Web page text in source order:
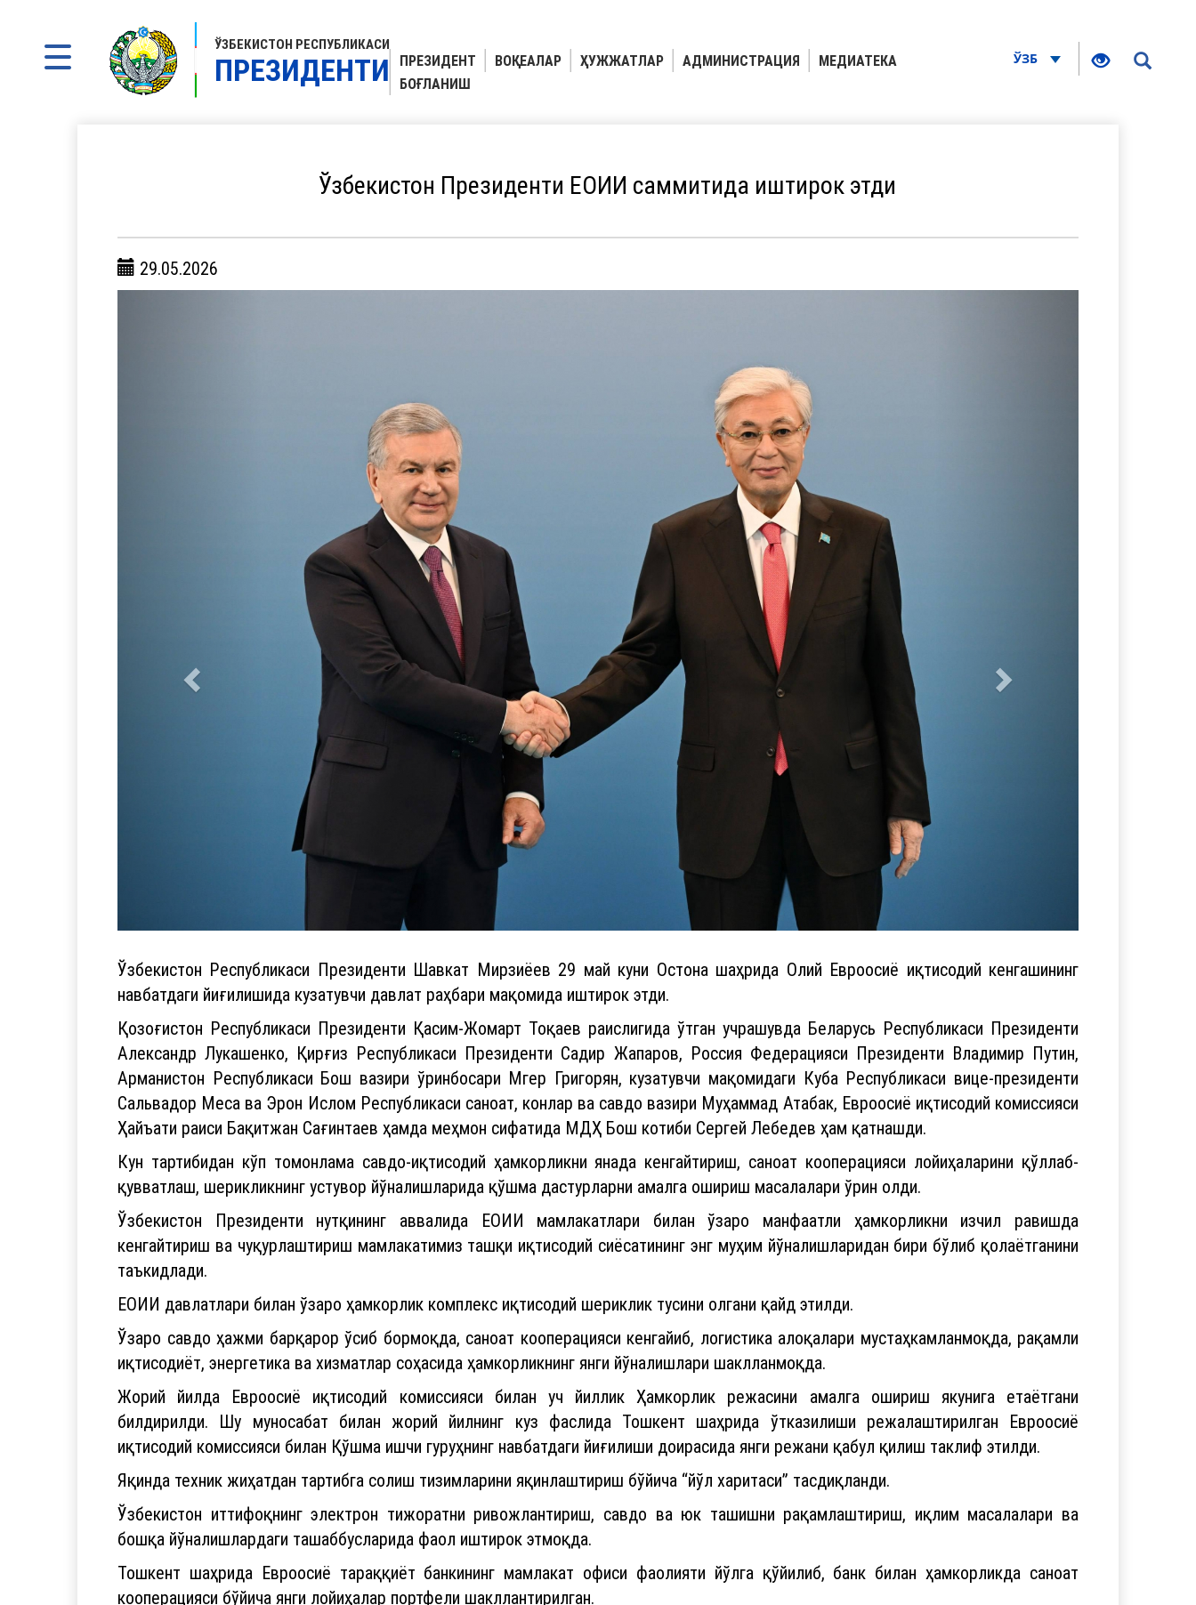
ЎЗБЕКИСТОН РЕСПУБЛИКАСИ
ПРЕЗИДЕНТИ ПРЕЗИДЕНТ ВОҚЕАЛАР ҲУЖЖАТЛАР АДМИНИСТРАЦИЯ
МЕДИАТЕКА
БОҒЛАНИШ
ЎЗБ
Ўзбекистон Президенти ЕОИИ саммитида иштирок этди
29.05.2026
Ўзбекистон Республикаси Президенти Шавкат Мирзиёев 29 май куни Остона шаҳрида Олий Евроосиё иқтисодий кенгашининг
навбатдаги йиғилишида кузатувчи давлат раҳбари мақомида иштирок этди.
Қозоғистон Республикаси Президенти Қасим-Жомарт Тоқаев раислигида ўтган учрашувда Беларусь Республикаси Президенти
Александр Лукашенко, Қирғиз Республикаси Президенти Садир Жапаров, Россия Федерацияси Президенти Владимир Путин,
Арманистон Республикаси Бош вазири ўринбосари Мгер Григорян, кузатувчи мақомидаги Куба Республикаси вице-президенти
Сальвадор Меса ва Эрон Ислом Республикаси саноат, конлар ва савдо вазири Муҳаммад Атабак, Евроосиё иқтисодий комиссияси
Ҳайъати раиси Бақитжан Сағинтаев ҳамда меҳмон сифатида МДҲ Бош котиби Сергей Лебедев ҳам қатнашди.
Кун тартибидан кўп томонлама савдо-иқтисодий ҳамкорликни янада кенгайтириш, саноат кооперацияси лойиҳаларини қўллаб-
қувватлаш, шерикликнинг устувор йўналишларида қўшма дастурларни амалга ошириш масалалари ўрин олди.
Ўзбекистон Президенти нутқининг аввалида ЕОИИ мамлакатлари билан ўзаро манфаатли ҳамкорликни изчил равишда
кенгайтириш ва чуқурлаштириш мамлакатимиз ташқи иқтисодий сиёсатининг энг муҳим йўналишларидан бири бўлиб қолаётганини
таъкидлади.
ЕОИИ давлатлари билан ўзаро ҳамкорлик комплекс иқтисодий шериклик тусини олгани қайд этилди.
Ўзаро савдо ҳажми барқарор ўсиб бормоқда, саноат кооперацияси кенгайиб, логистика алоқалари мустаҳкамланмоқда, рақамли
иқтисодиёт, энергетика ва хизматлар соҳасида ҳамкорликнинг янги йўналишлари шаклланмоқда.
Жорий йилда Евроосиё иқтисодий комиссияси билан уч йиллик Ҳамкорлик режасини амалга ошириш якунига етаётгани
билдирилди. Шу муносабат билан жорий йилнинг куз фаслида Тошкент шаҳрида ўтказилиши режалаштирилган Евроосиё
иқтисодий комиссияси билан Қўшма ишчи гуруҳнинг навбатдаги йиғилиши доирасида янги режани қабул қилиш таклиф этилди.
Яқинда техник жиҳатдан тартибга солиш тизимларини яқинлаштириш бўйича “йўл харитаси” тасдиқланди.
Ўзбекистон иттифоқнинг электрон тижоратни ривожлантириш, савдо ва юк ташишни рақамлаштириш, иқлим масалалари ва
бошқа йўналишлардаги ташаббусларида фаол иштирок этмоқда.
Тошкент шаҳрида Евроосиё тараққиёт банкининг мамлакат офиси фаолияти йўлга қўйилиб, банк билан ҳамкорликда саноат
кооперацияси бўйича янги лойиҳалар портфели шакллантирилган.